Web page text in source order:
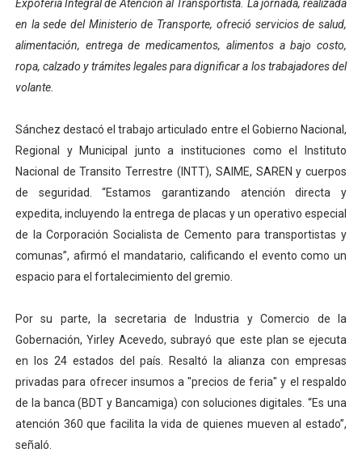
Niños merideños potencian su talento en plan
Fundecem ofrece taller de bordado en punto de cruz
Gobierno bolivariano avanza en la transformación del
Niños merideños aprenden sobre gaita de tambora
Balance semestral impulsa inclusión y atención a
Expoferia Integral de Atención al Transportista. La jornada, realizada
en la sede del Ministerio de Transporte, ofreció servicios de salud,
alimentación, entrega de medicamentos, alimentos a bajo costo,
ropa, calzado y trámites legales para dignificar a los trabajadores del
volante.
Sánchez destacó el trabajo articulado entre el Gobierno Nacional,
Regional y Municipal junto a instituciones como el Instituto
Nacional de Transito Terrestre (INTT), SAIME, SAREN y cuerpos
de seguridad. “Estamos garantizando atención directa y
expedita, incluyendo la entrega de placas y un operativo especial
de la Corporación Socialista de Cemento para transportistas y
comunas”, afirmó el mandatario, calificando el evento como un
espacio para el fortalecimiento del gremio.
Por su parte, la secretaria de Industria y Comercio de la
Gobernación, Yirley Acevedo, subrayó que este plan se ejecuta
en los 24 estados del país. Resaltó la alianza con empresas
privadas para ofrecer insumos a "precios de feria" y el respaldo
de la banca (BDT y Bancamiga) con soluciones digitales. “Es una
atención 360 que facilita la vida de quienes mueven al estado”,
señaló.